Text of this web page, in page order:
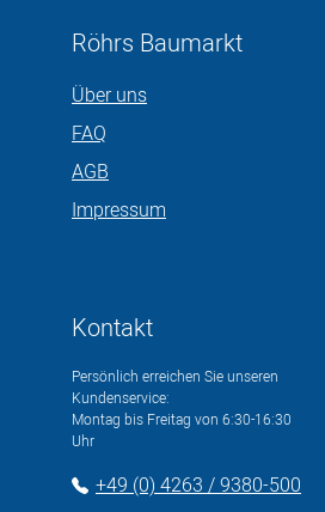
Röhrs Baumarkt
Über uns
FAQ
AGB
Impressum
Kontakt
Persönlich erreichen Sie unseren
Kundenservice:
Montag bis Freitag von 6:30-16:30
Uhr
+49 (0) 4263 / 9380-500